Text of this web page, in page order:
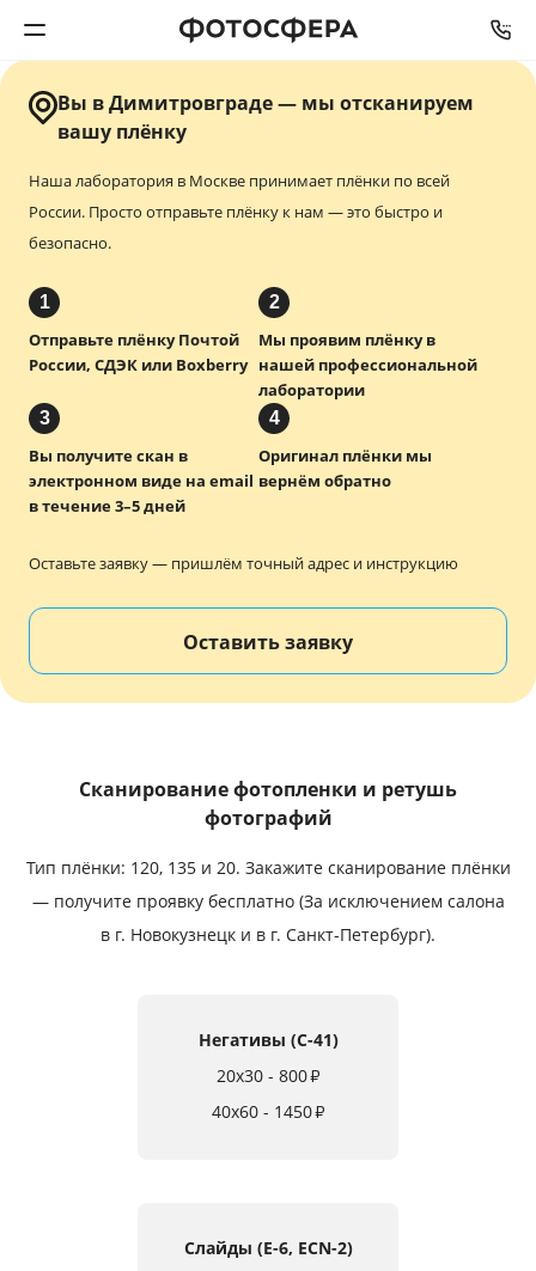
Печать фото
Фотокниги
Календари
Интерьерная печать
Фотоподарки
Багетная мастерская
Полиграфия
Услуги и сервис
Магазин
Вы в Димитровграде — мы отсканируем
вашу плёнку
Наша лаборатория в Москве принимает плёнки по всей
России. Просто отправьте плёнку к нам — это быстро и
безопасно.
1
Отправьте плёнку Почтой
России, СДЭК или Boxberry
2
Мы проявим плёнку в
нашей профессиональной
лаборатории
3
Вы получите скан в
электронном виде на email
в течение 3–5 дней
4
Оригинал плёнки мы
вернём обратно
Оставьте заявку — пришлём точный адрес и инструкцию
Оставить заявку
Сканирование фотопленки и ретушь
фотографий
Тип плёнки: 120, 135 и 20. Закажите сканирование плёнки
— получите проявку бесплатно (За исключением салона
в г. Новокузнецк и в г. Санкт-Петербург).
Негативы (C-41)
20x30 - 800₽
40x60 - 1450₽
Слайды (E-6, ECN-2)